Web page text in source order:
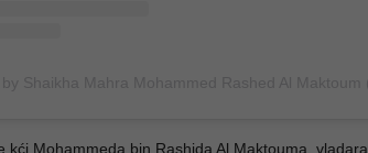
kći Mohammeda bin Rashida Al Maktouma, vladara